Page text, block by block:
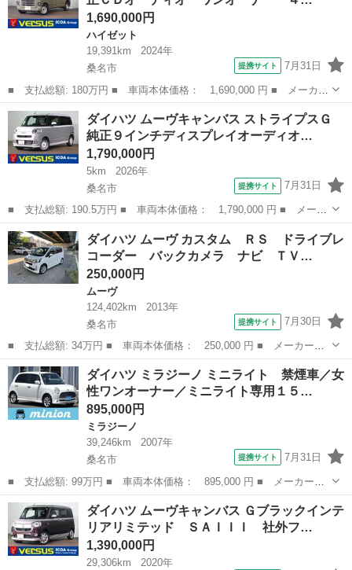
1,690,000円
ハイゼット
19,391km
2024年
桑名市
提携サイト 7月31日
■ 支払総額: 180万円 ■ 車両本体価格： 1,690,000 円 ■ メーカー
名： ダイハツ ■ 車種名： ハイゼットカーゴ ■ グレード名：
デッキバンＧ 純正ＣＤオーディオ ワンオーナー ４ＷＤ ＬＥＤ
オートヘッ...
三重 桑名市 ハイゼット
ダイハツ ムーヴキャンバス ストライプスＧ
純正９インチディスプレイオーディオ…
1,790,000円
5km
2026年
桑名市
提携サイト 7月31日
■ 支払総額: 190.5万円 ■ 車両本体価格： 1,790,000 円 ■ メーカ
ー名： ダイハツ ■ 車種名： ムーヴキャンバス ■ グレード
名： ストライプスＧ 純正９インチディスプレイオーディオ 全方
位モニター ...
三重 桑名市 ダイハツ
ダイハツ ムーヴ カスタム ＲＳ ドライブレ
コーダー バックカメラ ナビ ＴＶ…
250,000円
ムーヴ
124,402km
2013年
桑名市
提携サイト 7月30日
■ 支払総額: 34万円 ■ 車両本体価格： 250,000 円 ■ メーカー
名： ダイハツ ■ 車種名： ムーヴ ■ グレード名： カスタム
ＲＳ ドライブレコーダー バックカメラ ナビ ＴＶ スマートキ
ー アイドリング...
三重 桑名市 ムーヴ
ダイハツ ミラジーノ ミニライト 禁煙車／女
性ワンオーナー／ミニライト専用１５…
895,000円
ミラジーノ
39,246km
2007年
桑名市
提携サイト 7月31日
■ 支払総額: 99万円 ■ 車両本体価格： 895,000 円 ■ メーカー
名： ダイハツ ■ 車種名： ミラジーノ ■ グレード名： ミニラ
イト 禁煙車／女性ワンオーナー／ミニライト専用１５インチアルミ
ホイール／２０２...
三重 桑名市 ミラジーノ
ダイハツ ムーヴキャンバス Ｇブラックインテ
リアリミテッド ＳＡＩＩＩ 社外フ…
1,390,000円
29,306km
2020年